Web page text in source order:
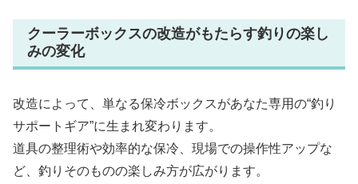
クーラーボックスの改造がもたらす釣りの楽し
みの変化
改造によって、単なる保冷ボックスがあなた専用の“釣り
サポートギア”に生まれ変わります。
道具の整理術や効率的な保冷、現場での操作性アップな
ど、釣りそのものの楽しみ方が広がります。